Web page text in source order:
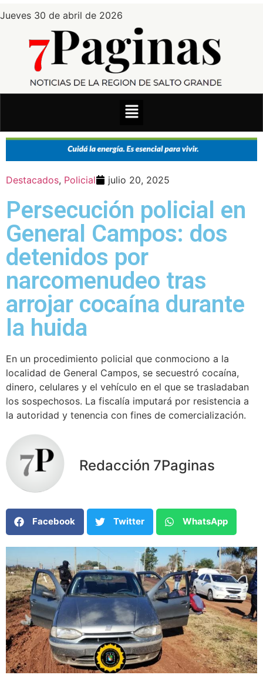
Jueves 30 de abril de 2026
Destacados, Policial julio 20, 2025
Persecución policial en
General Campos: dos
detenidos por
narcomenudeo tras
arrojar cocaína durante
la huida
En un procedimiento policial que conmociono a la
localidad de General Campos, se secuestró cocaína,
dinero, celulares y el vehículo en el que se trasladaban
los sospechosos. La fiscalía imputará por resistencia a
la autoridad y tenencia con fines de comercialización.
Redacción 7Paginas
Facebook Twitter WhatsApp